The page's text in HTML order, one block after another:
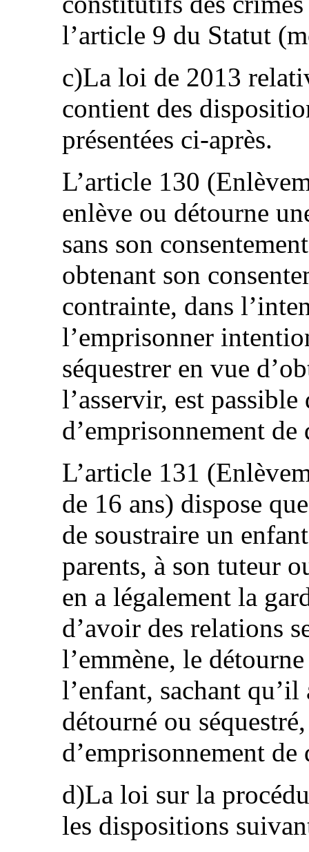
l’article 9 du Statut
c)La loi de 2013
contient des
présentées ci-après.
L’article 130
enlève ou détourne
sans son
obtenant son
contrainte, dans
l’emprisonner
séquestrer en vue
l’asservir, est passible
d’emprisonnement
L’article 131
de 16 ans) dispose
de soustraire un
parents, à son tuteur
en a légalement la
d’avoir des relations
l’emmène, le
l’enfant, sachant
détourné ou
d’emprisonnement
d)La loi sur la
les dispositions